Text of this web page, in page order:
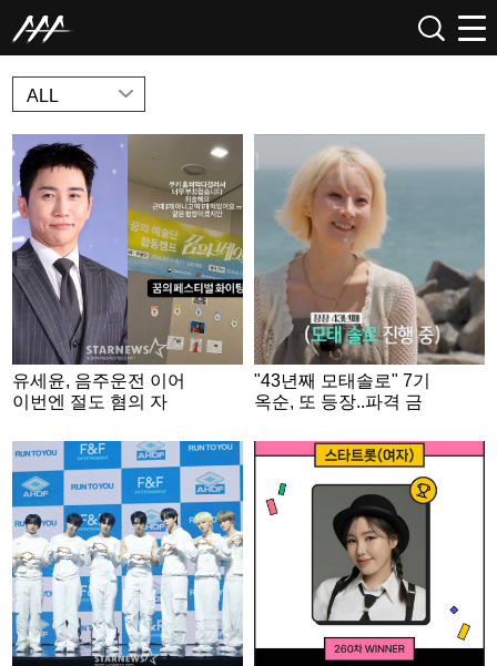
NEWS
ALL
유세윤, 음주운전 이어
이번엔 절도 혐의 자
타이슈]
"43년째 모태솔로" 7기
옥순, 또 등장..파격 금
사계]